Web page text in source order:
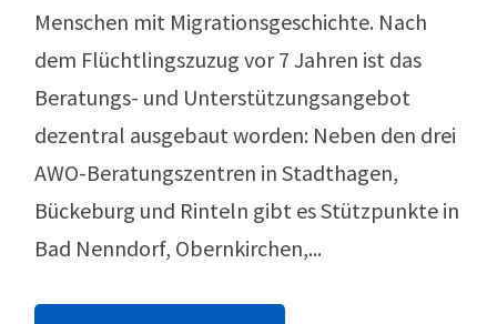
Menschen mit Migrationsgeschichte. Nach
dem Flüchtlingszuzug vor 7 Jahren ist das
Beratungs- und Unterstützungsangebot
dezentral ausgebaut worden: Neben den drei
AWO-Beratungszentren in Stadthagen,
Bückeburg und Rinteln gibt es Stützpunkte in
Bad Nenndorf, Obernkirchen,...